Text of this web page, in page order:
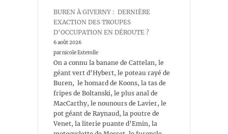
BUREN À GIVERNY : DERNIÈRE
EXACTION DES TROUPES
D’OCCUPATION EN DÉROUTE ?
6 août 2026
par nicole Esterolle
On a connu la banane de Cattelan, le
géant vert d’Hybert, le poteau rayé de
Buren, le homard de Koons, la tas de
fripes de Boltanski, le plus anal de
MacCarthy, le nounours de Lavier, le
pot géant de Raynaud, la poutre de
Venet, la literie puante d’Emin, la